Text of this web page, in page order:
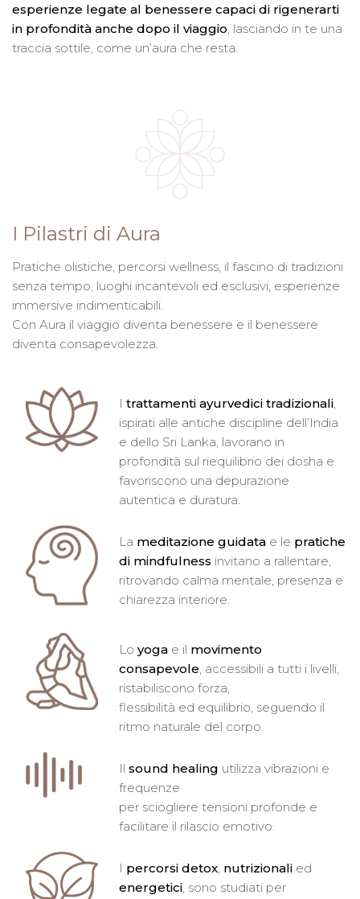
esperienze legate al benessere capaci di rigenerarti
in profondità anche dopo il viaggio, lasciando in te una
traccia sottile, come un’aura che resta.
I Pilastri di Aura
Pratiche olistiche, percorsi wellness, il fascino di tradizioni
senza tempo, luoghi incantevoli ed esclusivi, esperienze
immersive indimenticabili.
Con Aura il viaggio diventa benessere e il benessere
diventa consapevolezza.
I trattamenti ayurvedici tradizionali,
ispirati alle antiche discipline dell’India
e dello Sri Lanka, lavorano in
profondità sul riequilibrio dei dosha e
favoriscono una depurazione
autentica e duratura.
La meditazione guidata e le pratiche
di mindfulness invitano a rallentare,
ritrovando calma mentale, presenza e
chiarezza interiore.
Lo yoga e il movimento
consapevole, accessibili a tutti i livelli,
ristabiliscono forza,
flessibilità ed equilibrio, seguendo il
ritmo naturale del corpo.
Il sound healing utilizza vibrazioni e
frequenze
per sciogliere tensioni profonde e
facilitare il rilascio emotivo.
I percorsi detox, nutrizionali ed
energetici, sono studiati per